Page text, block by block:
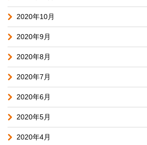
2020年10月
2020年9月
2020年8月
2020年7月
2020年6月
2020年5月
2020年4月